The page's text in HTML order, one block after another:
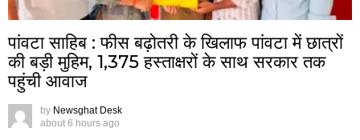
पांवटा साहिब : फीस बढ़ोतरी के खिलाफ पांवटा में छात्रों
की बड़ी मुहिम, 1,375 हस्ताक्षरों के साथ सरकार तक
पहुंची आवाज
by Newsghat Desk
about 6 hours ago